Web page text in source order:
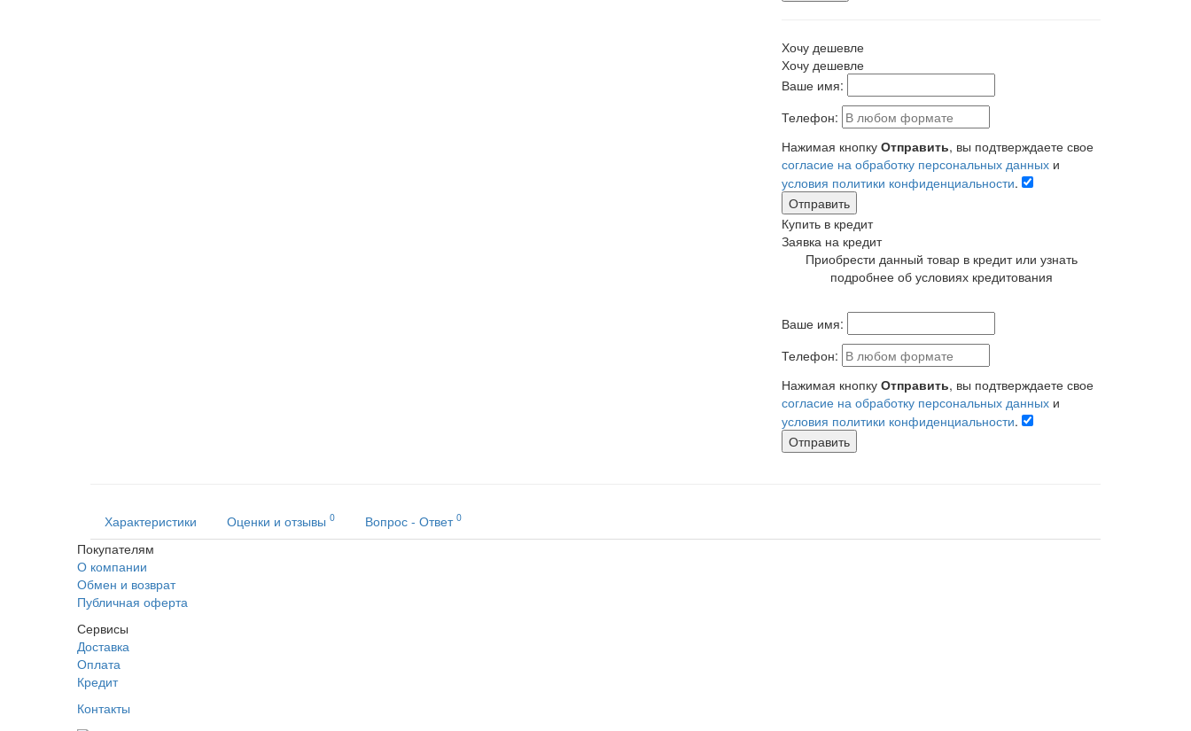
Хочу дешевле
Хочу дешевле
Ваше имя:
Телефон:
Нажимая кнопку Отправить, вы подтверждаете свое
согласие на обработку персональных данных и
условия политики конфиденциальности.
Отправить
Купить в кредит
Заявка на кредит
Приобрести данный товар в кредит или узнать
подробнее об условиях кредитования
Ваше имя:
Телефон:
Нажимая кнопку Отправить, вы подтверждаете свое
согласие на обработку персональных данных и
условия политики конфиденциальности.
Отправить
Характеристики Оценки и отзывы 0 Вопрос - Ответ 0
Покупателям
О компании
Обмен и возврат
Публичная оферта
Сервисы
Доставка
Оплата
Кредит
Контакты